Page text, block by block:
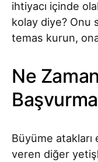
ihtiyacı içinde
kolay diye? Onu
temas kurun,
Ne
Büyüme atakları
veren diğer